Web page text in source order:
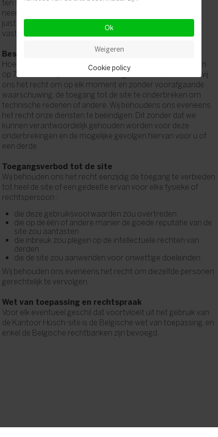
ten stelligste aan om, voordat u eender welke beslissing
neemt (aankoop, huur,...) omtrent het vastgoed, zelf de
juistheid van de informatie en de beschikbaarheid van het
vastgoed na te gaan door contact met ons op te nemen.
Beschikbaarheid van de site
Hoewel wij ons inzetten om de Kantoor Hüsch-site 7 dagen
op 7 en 24 uur op 24 ter beschikking te stellen, behouden wij
ons het recht om op elk moment en zonder voorafgaande
waarschuwing, de toegang tot de site te onderbreken om
technische redenen of andere. Wij behoudens ons eveneens
het recht onze diensten te beëindigen. Dit zonder dat we
kunnen verantwoordelijk gehouden worden voor deze
onderbrekingen en de mogelijke gevolgen hiervan voor u of
een derde.
Toegangsverbod tot de site
Wij behouden ons het recht eenzijdig de toegang te verbieden
tot heel de site of een gedeelte ervan voor elke fysieke of
rechtspersoon :
die deze gebruiksvoorwaarden zou overtreden
die op de één of andere manier de goede reputatie van de
site zou aantasten
die inbreuk zou plegen op de intellectuele rechten van
derden
die de site zou aanwenden voor onwettige doeleinden
Wij behouden ons eveneens het recht om diezelfde personen
gerechtelijk te vervolgen.
Wet van toepassing en rechtspraak
Voor elk eventueel geschil dat voortvloeit uit het gebruik van
de Kantoor Hüsch-site is de Belgische wet van toepassing, en
enkel de Belgische rechtbanken zijn bevoegd.
Ok
Weigeren
Cookie policy